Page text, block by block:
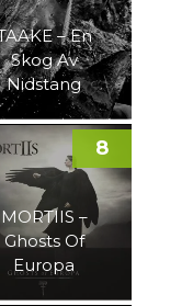
– En
Skog Av
Nidstang
MORTIIS –
Ghosts Of
Europa
8